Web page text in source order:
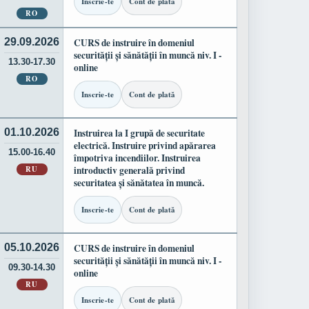
RO
29.09.2026
13.30-17.30
RO
CURS de instruire în domeniul
securității și sănătății în muncă niv. I -
online
Inscrie-te Cont de plată
01.10.2026
15.00-16.40
RU
Instruirea la I grupă de securitate
electrică. Instruire privind apărarea
împotriva incendiilor. Instruirea
introductiv generală privind
securitatea și sănătatea în muncă.
Inscrie-te Cont de plată
05.10.2026
09.30-14.30
RU
CURS de instruire în domeniul
securității și sănătății în muncă niv. I -
online
Inscrie-te Cont de plată